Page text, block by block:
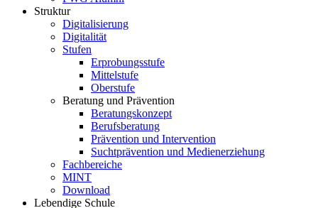
Struktur
Digitalisierung
Digitalität
Stufen
Erprobungsstufe
Mittelstufe
Oberstufe
Beratung und Prävention
Beratungskonzept
Berufsberatung
Prävention und Intervention
Suchtprävention und Medienerziehung
Fachbereiche
MINT
Download
Lebendige Schule